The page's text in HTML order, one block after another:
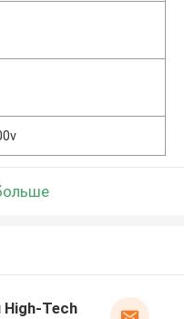
High-Tech